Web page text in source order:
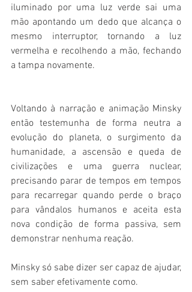
iluminado por uma luz verde sai uma
mão apontando um dedo que alcança o
mesmo interruptor, tornando a luz
vermelha e recolhendo a mão, fechando
a tampa novamente.
Voltando à narração e animação Minsky
então testemunha de forma neutra a
evolução do planeta, o surgimento da
humanidade, a ascensão e queda de
civilizações e uma guerra nuclear,
precisando parar de tempos em tempos
para recarregar quando perde o braço
para vândalos humanos e aceita esta
nova condição de forma passiva, sem
demonstrar nenhuma reação.
Minsky só sabe dizer ser capaz de ajudar,
sem saber efetivamente como.